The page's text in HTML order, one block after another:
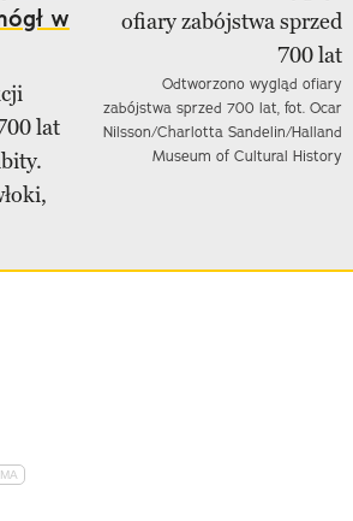
w
lat
Odtworzono wygląd ofiary
zabójstwa sprzed 700 lat, fot. Ocar
Nilsson/Charlotta Sandelin/Halland
Museum of Cultural History